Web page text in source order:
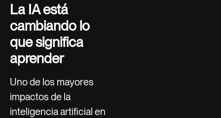
La IA está
cambiando lo
que significa
aprender
Uno de los mayores
impactos de la
inteligencia artificial en